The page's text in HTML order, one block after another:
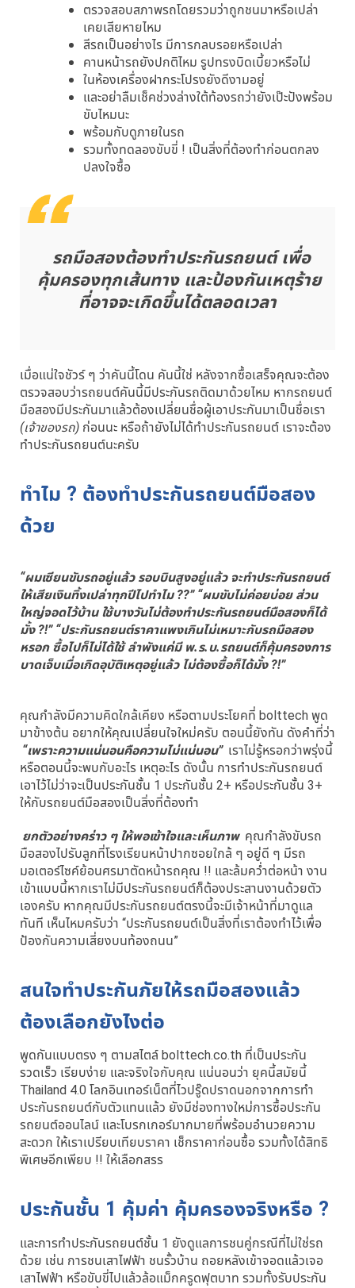
ตรวจสอบสภาพรถโดยรวมว่าถูกชนมาหรือเปล่า
เคยเสียหายไหม
สีรถเป็นอย่างไร มีการกลบรอยหรือเปล่า
คานหน้ารถยังปกติไหม รูปทรงบิดเบี้ยวหรือไม่
ในห้องเครื่องฝากระโปรงยังดีงามอยู่
และอย่าลืมเช็คช่วงล่างใต้ท้องรถว่ายังเป๊ะปังพร้อม
ขับไหมนะ
พร้อมกับดูภายในรถ
รวมทั้งทดลองขับขี่ ! เป็นสิ่งที่ต้องทำก่อนตกลง
ปลงใจซื้อ
รถมือสองต้องทำประกันรถยนต์ เพื่อ
คุ้มครองทุกเส้นทาง และป้องกันเหตุร้าย
ที่อาจจะเกิดขึ้นได้ตลอดเวลา
เมื่อแน่ใจชัวร์ ๆ ว่าคันนี้โดน คันนี้ใช่ หลังจากซื้อเสร็จคุณจะต้อง
ตรวจสอบว่ารถยนต์คันนี้มีประกันรถติดมาด้วยไหม หากรถยนต์
มือสองมีประกันมาแล้วต้องเปลี่ยนชื่อผู้เอาประกันมาเป็นชื่อเรา
(เจ้าของรถ) ก่อนนะ หรือถ้ายังไม่ได้ทำประกันรถยนต์ เราจะต้อง
ทำประกันรถยนต์นะครับ
ทำไม ? ต้องทำประกันรถยนต์มือสอง
ด้วย
“ผมเซียนขับรถอยู่แล้ว รอบบินสูงอยู่แล้ว จะทำประกันรถยนต์
ให้เสียเงินทิ้งเปล่าทุกปีไปทำไม ??” “ผมขับไม่ค่อยบ่อย ส่วน
ใหญ่จอดไว้บ้าน ใช้บางวันไม่ต้องทำประกันรถยนต์มือสองก็ได้
มั้ง ?!” “ประกันรถยนต์ราคาแพงเกินไม่เหมาะกับรถมือสอง
หรอก ซื้อไปก็ไม่ได้ใช้ ลำพังแค่มี พ.ร.บ.รถยนต์ก็คุ้มครองการ
บาดเจ็บเมื่อเกิดอุบัติเหตุอยู่แล้ว ไม่ต้องซื้อก็ได้มั้ง ?!”
คุณกำลังมีความคิดใกล้เคียง หรือตามประโยคที่ bolttech พูด
มาข้างต้น อยากให้คุณเปลี่ยนใจใหม่ครับ ตอนนี้ยังทัน ดังคำที่ว่า
“เพราะความแน่นอนคือความไม่แน่นอน” เราไม่รู้หรอกว่าพรุ่งนี้
หรือตอนนี้จะพบกับอะไร เหตุอะไร ดังนั้น การทำประกันรถยนต์
เอาไว้ไม่ว่าจะเป็นประกันชั้น 1 ประกันชั้น 2+ หรือประกันชั้น 3+
ให้กับรถยนต์มือสองเป็นสิ่งที่ต้องทำ
ยกตัวอย่างคร่าว ๆ ให้พอเข้าใจและเห็นภาพ คุณกำลังขับรถ
มือสองไปรับลูกที่โรงเรียนหน้าปากซอยใกล้ ๆ อยู่ดี ๆ มีรถ
มอเตอร์ไซค์ย้อนศรมาตัดหน้ารถคุณ !! และล้มคว่ำต่อหน้า งาน
เข้าแบบนี้หากเราไม่มีประกันรถยนต์ก็ต้องประสานงานด้วยตัว
เองครับ หากคุณมีประกันรถยนต์ตรงนี้จะมีเจ้าหน้าที่มาดูแล
ทันที เห็นไหมครับว่า “ประกันรถยนต์เป็นสิ่งที่เราต้องทำไว้เพื่อ
ป้องกันความเสี่ยงบนท้องถนน”
สนใจทำประกันภัยให้รถมือสองแล้ว
ต้องเลือกยังไงต่อ
พูดกันแบบตรง ๆ ตามสไตล์ bolttech.co.th ที่เป็นประกัน
รวดเร็ว เรียบง่าย และจริงใจกับคุณ แน่นอนว่า ยุคนี้สมัยนี้
Thailand 4.0 โลกอินเทอร์เน็ตที่ไวปรู๊ดปราดนอกจากการทำ
ประกันรถยนต์กับตัวแทนแล้ว ยังมีช่องทางใหม่การซื้อประกัน
รถยนต์ออนไลน์ และโบรกเกอร์มากมายที่พร้อมอำนวยความ
สะดวก ให้เราเปรียบเทียบราคา เช็กราคาก่อนซื้อ รวมทั้งได้สิทธิ
พิเศษอีกเพียบ !! ให้เลือกสรร
ประกันชั้น 1 คุ้มค่า คุ้มครองจริงหรือ ?
และการทำประกันรถยนต์ชั้น 1 ยังดูแลการชนคู่กรณีที่ไม่ใช่รถ
ด้วย เช่น การชนเสาไฟฟ้า ชนรั้วบ้าน ถอยหลังเข้าจอดแล้วเจอ
เสาไฟฟ้า หรือขับขี่ไปแล้วล้อแม็กครูดฟุตบาท รวมทั้งรับประกัน